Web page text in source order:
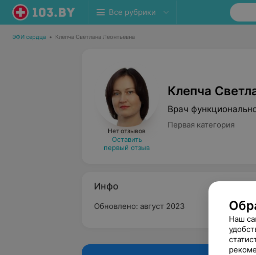
Все рубрики
ЭФИ сердца • Клепча Светлана Леонтьевна
Нет отзывов
Оставить
первый отзыв
Клепча
Врач
Первая категория
Инфо
Обновлено: август 2023
Наш